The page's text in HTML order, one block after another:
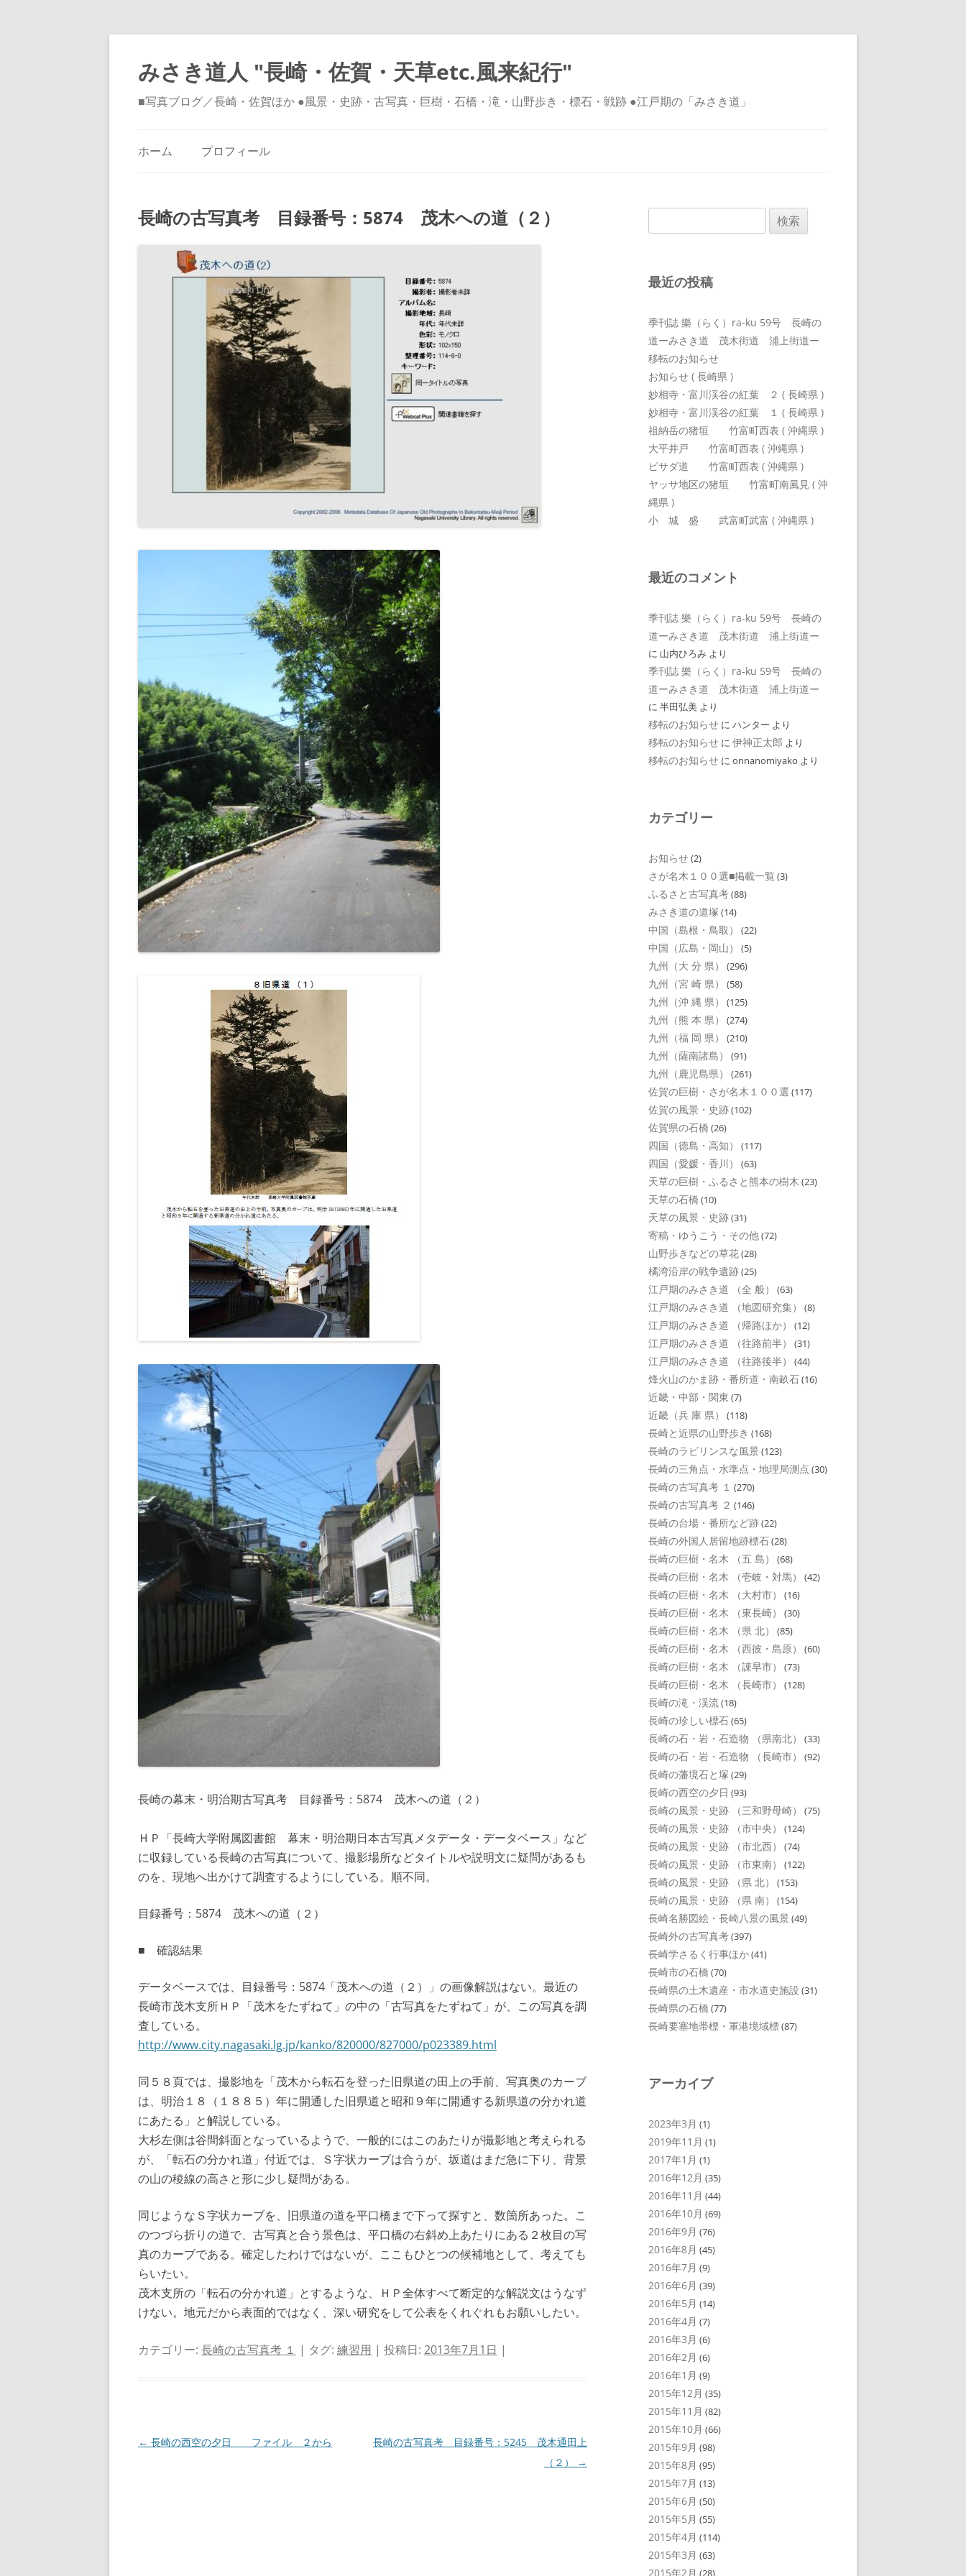
みさき道人 "長崎・佐賀・天草etc.風来紀行"
■写真ブログ／長崎・佐賀ほか ●風景・史跡・古写真・巨樹・石橋・滝・山野歩き・標石・戦跡 ●江戸期の「みさき道」
ッ
プ
ホーム プロフィール
長崎の古写真考 目録番号：5874 茂木への道（２）
長崎の幕末・明治期古写真考 目録番号：5874 茂木への道（２）
ＨＰ「長崎大学附属図書館 幕末・明治期日本古写真メタデータ・データベース」など
に収録している長崎の古写真について、撮影場所などタイトルや説明文に疑問があるも
のを、現地へ出かけて調査するようにしている。順不同。
目録番号：5874 茂木への道（２）
■ 確認結果
データベースでは、目録番号：5874「茂木への道（２）」の画像解説はない。最近の
長崎市茂木支所ＨＰ「茂木をたずねて」の中の「古写真をたずねて」が、この写真を調
査している。
http://www.city.nagasaki.lg.jp/kanko/820000/827000/p023389.html
同５８頁では、撮影地を「茂木から転石を登った旧県道の田上の手前、写真奥のカーブ
は、明治１８（１８８５）年に開通した旧県道と昭和９年に開通する新県道の分かれ道
にあたる」と解説している。
大杉左側は谷間斜面となっているようで、一般的にはこのあたりが撮影地と考えられる
が、「転石の分かれ道」付近では、Ｓ字状カーブは合うが、坂道はまだ急に下り、背景
の山の稜線の高さと形に少し疑問がある。
同じようなＳ字状カーブを、旧県道の道を平口橋まで下って探すと、数箇所あった。こ
のつづら折りの道で、古写真と合う景色は、平口橋の右斜め上あたりにある２枚目の写
真のカーブである。確定したわけではないが、ここもひとつの候補地として、考えても
らいたい。
茂木支所の「転石の分かれ道」とするような、ＨＰ全体すべて断定的な解説文はうなず
けない。地元だから表面的ではなく、深い研究をして公表をくれぐれもお願いしたい。
カテゴリー: 長崎の古写真考 １ | タグ: 練習用 | 投稿日: 2013年7月1日 |
投
← 長崎の西空の夕日 ファイル ２から
長崎の古写真考 目録番号：5245 茂木通田上
（２）
→
索:
最近の投稿
季刊誌 樂（らく）ra-ku 59号 長崎の
道ーみさき道 茂木街道 浦上街道ー
移転のお知らせ
お知らせ ( 長崎県 )
妙相寺・富川渓谷の紅葉 ２ ( 長崎県 )
妙相寺・富川渓谷の紅葉 １ ( 長崎県 )
祖納岳の猪垣 竹富町西表 ( 沖縄県 )
大平井戸 竹富町西表 ( 沖縄県 )
ピサダ道 竹富町西表 ( 沖縄県 )
ヤッサ地区の猪垣 竹富町南風見 ( 沖
縄県 )
小 城 盛 武富町武富 ( 沖縄県 )
最近のコメント
季刊誌 樂（らく）ra-ku 59号 長崎の
道ーみさき道 茂木街道 浦上街道ー
に 山内ひろみ より
季刊誌 樂（らく）ra-ku 59号 長崎の
道ーみさき道 茂木街道 浦上街道ー
に 半田弘美 より
移転のお知らせ に ハンター より
移転のお知らせ に 伊神正太郎 より
移転のお知らせ に onnanomiyako より
カテゴリー
お知らせ(2)
さが名木１００選■掲載一覧 (3)
ふるさと古写真考(88)
みさき道の道塚 (14)
中国（島根・鳥取） (22)
中国（広島・岡山） (5)
九州（大 分 県） (296)
九州（宮 崎 県） (58)
九州（沖 縄 県） (125)
九州（熊 本 県） (274)
九州（福 岡 県） (210)
九州（薩南諸島） (91)
九州（鹿児島県） (261)
佐賀の巨樹・さが名木１００選 (117)
佐賀の風景・史跡(102)
佐賀県の石橋 (26)
四国（徳島・高知） (117)
四国（愛媛・香川） (63)
天草の巨樹・ふるさと熊本の樹木 (23)
天草の石橋 (10)
天草の風景・史跡(31)
寄稿・ゆうこう・その他(72)
山野歩きなどの草花(28)
橘湾沿岸の戦争遺跡(25)
江戸期のみさき道 （全 般） (63)
江戸期のみさき道 （地図研究集） (8)
江戸期のみさき道 （帰路ほか） (12)
江戸期のみさき道 （往路前半） (31)
江戸期のみさき道 （往路後半） (44)
烽火山のかま跡・番所道・南畝石(16)
近畿・中部・関東 (7)
近畿（兵 庫 県） (118)
長崎と近県の山野歩き (168)
長崎のラビリンスな風景 (123)
長崎の三角点・水準点・地理局測点 (30)
長崎の古写真考 １ (270)
長崎の古写真考 ２ (146)
長崎の台場・番所など跡(22)
長崎の外国人居留地跡標石(28)
長崎の巨樹・名木 （五 島） (68)
長崎の巨樹・名木 （壱岐・対馬） (42)
長崎の巨樹・名木 （大村市） (16)
長崎の巨樹・名木 （東長崎） (30)
長崎の巨樹・名木 （県 北） (85)
長崎の巨樹・名木 （西彼・島原） (60)
長崎の巨樹・名木 （諌早市） (73)
長崎の巨樹・名木 （長崎市） (128)
長崎の滝・渓流(18)
長崎の珍しい標石(65)
長崎の石・岩・石造物 （県南北） (33)
長崎の石・岩・石造物 （長崎市） (92)
長崎の藩境石と塚 (29)
長崎の西空の夕日 (93)
長崎の風景・史跡 （三和野母崎） (75)
長崎の風景・史跡 （市中央） (124)
長崎の風景・史跡 （市北西） (74)
長崎の風景・史跡 （市東南） (122)
長崎の風景・史跡 （県 北） (153)
長崎の風景・史跡 （県 南） (154)
長崎名勝図絵・長崎八景の風景 (49)
長崎外の古写真考(397)
長崎学さるく行事ほか(41)
長崎市の石橋 (70)
長崎県の土木遺産・市水道史施設 (31)
長崎県の石橋 (77)
長崎要塞地帯標・軍港境域標(87)
アーカイブ
2023年3月 (1)
2019年11月 (1)
2017年1月 (1)
2016年12月 (35)
2016年11月 (44)
2016年10月 (69)
2016年9月 (76)
2016年8月 (45)
2016年7月 (9)
2016年6月 (39)
2016年5月 (14)
2016年4月 (7)
2016年3月 (6)
2016年2月 (6)
2016年1月 (9)
2015年12月 (35)
2015年11月 (82)
2015年10月 (66)
2015年9月 (98)
2015年8月 (95)
2015年7月 (13)
2015年6月 (50)
2015年5月 (55)
2015年4月 (114)
2015年3月 (63)
2015年2月 (28)